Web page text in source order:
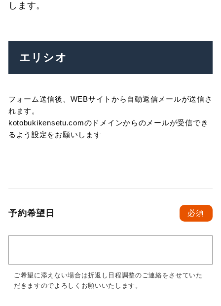
します。
エリシオ
フォーム送信後、WEBサイトから自動返信メールが送信さ
れます。
kotobukikensetu.comのドメインからのメールが受信でき
るよう設定をお願いします
予約希望日 必須
ご希望に添えない場合は折返し日程調整のご連絡をさせていた
だきますのでよろしくお願いいたします。